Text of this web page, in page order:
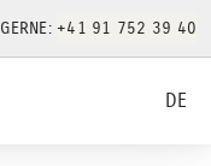
+41 91 752 39 40
DE